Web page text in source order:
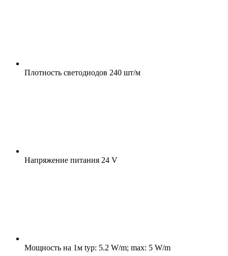
Плотность светодиодов 240 шт/м
Напряжение питания 24 V
Мощность на 1м typ: 5.2 W/m; max: 5 W/m